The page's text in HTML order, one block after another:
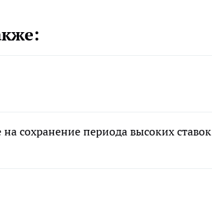
сохранение периода высоких ставок